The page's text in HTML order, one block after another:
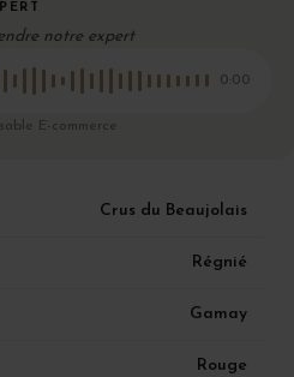
notre expert
0:00
E-commerce
Crus du Beaujolais
Régnié
Gamay
Rouge